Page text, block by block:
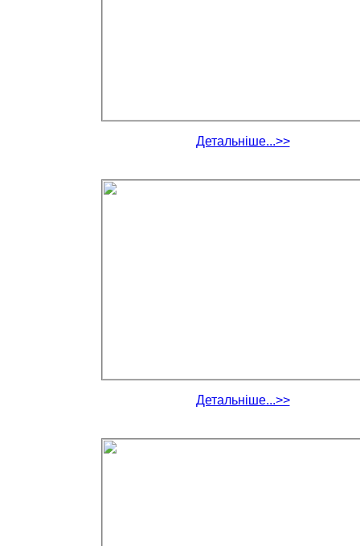
Детальніше...>>
Детальніше...>>